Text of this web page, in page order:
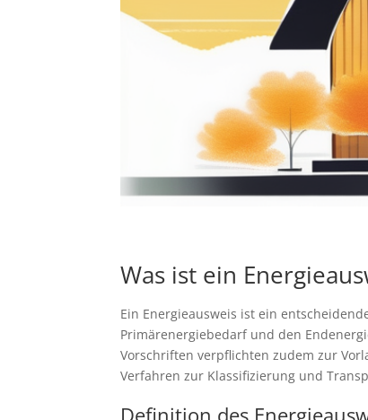
Was ist ein
Ein Energieausweis ist ein
Primärenergiebedarf und den
Vorschriften verpflichten zudem zur
Verfahren zur Klassifizierung und
Definition des